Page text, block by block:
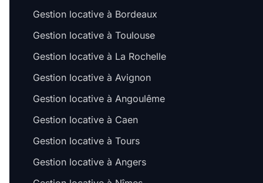
Gestion locative à Bordeaux
Gestion locative à Toulouse
Gestion locative à La Rochelle
Gestion locative à Avignon
Gestion locative à Angoulême
Gestion locative à Caen
Gestion locative à Tours
Gestion locative à Angers